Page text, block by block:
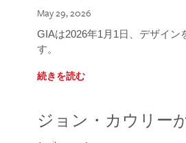
May 29, 2026
GIAは2026年1月1日、デザイン
す。
続きを読む
ジョン・カウリー